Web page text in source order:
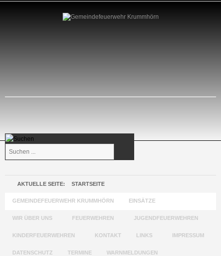
AKTUELLE SEITE: STARTSEITE
GEMEINDEFEUERWEHR KRUMMHÖRN EINSÄTZE
WIR ÜBER UNS FEUERWEHREN JUGENDFEUERWEHREN
KINDERFEUERWEHREN KONTAKT LINKS IMPRESSUM
DATENSCHUTZ TERMINE WARNMELDUNGEN